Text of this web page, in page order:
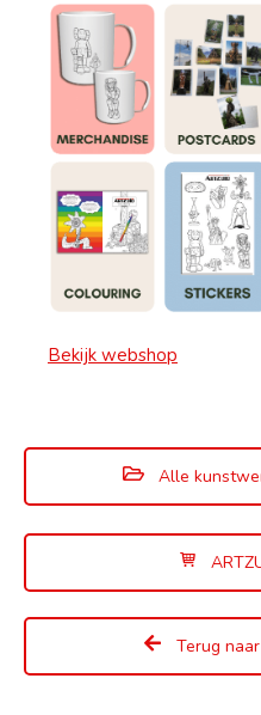
Bekijk webshop
Alle
Terug